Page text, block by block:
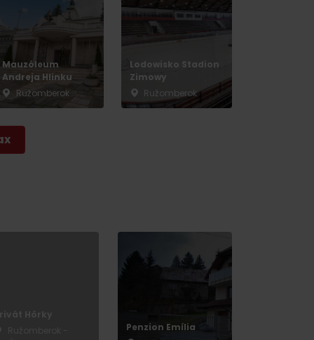
Mauzóleum
Andreja Hlinku
Ružomberok
Lodowisko Stadion
Zimowy
Ružomberok
Penzion Emília